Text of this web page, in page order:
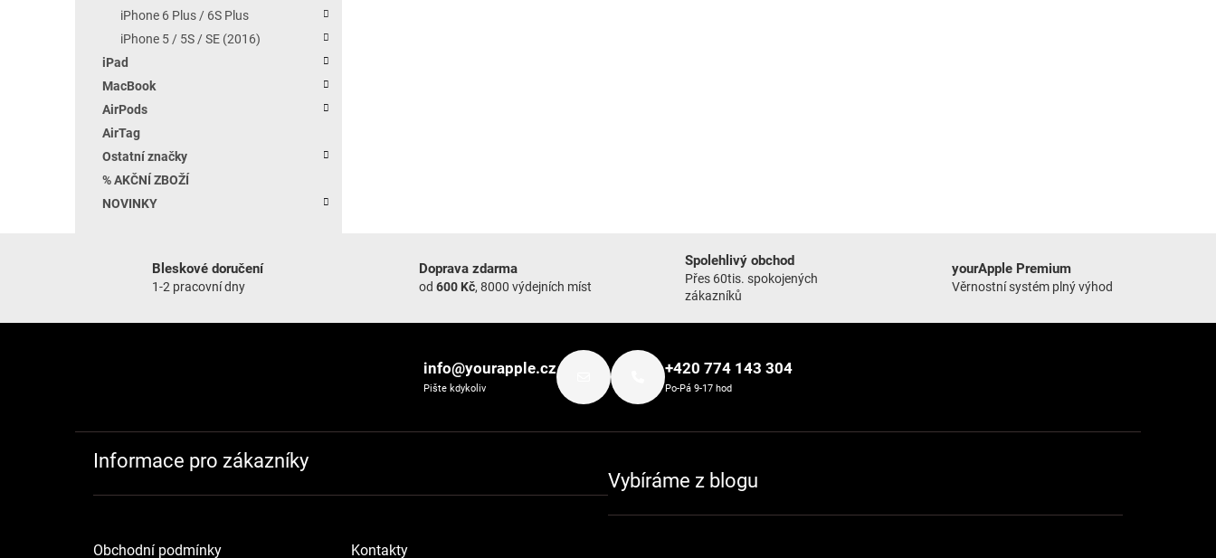
iPhone 6 Plus / 6S Plus
iPhone 5 / 5S / SE (2016)
iPad
MacBook
AirPods
AirTag
Ostatní značky
% AKČNÍ ZBOŽÍ
NOVINKY
Bleskové doručení
1-2 pracovní dny
Doprava zdarma
od 600 Kč, 8000 výdejních míst
Spolehlivý obchod
Přes 60tis. spokojených
zákazníků
yourApple Premium
Věrnostní systém plný výhod
info@yourapple.cz
Pište kdykoliv
+420 774 143 304
Po-Pá 9-17 hod
Informace pro zákazníky
Obchodní podmínky Kontakty
Vybíráme z blogu